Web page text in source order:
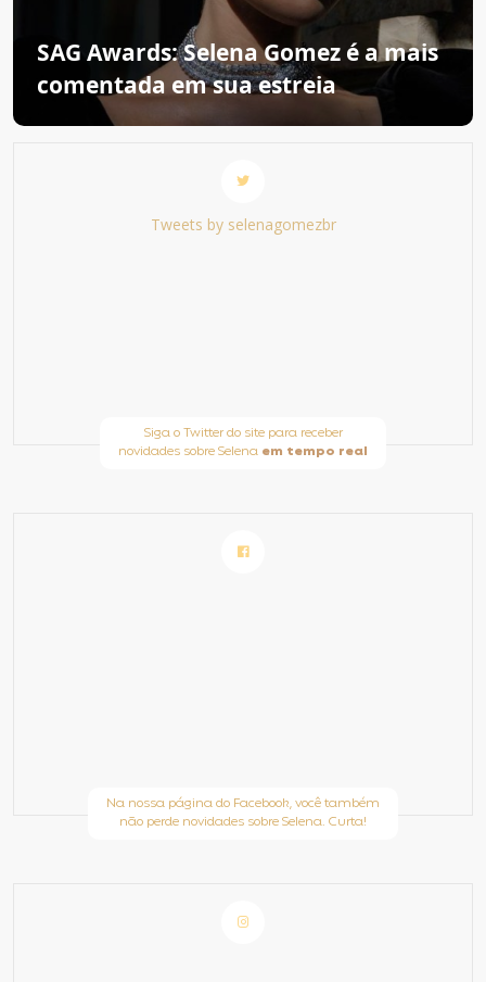
SAG Awards: Selena Gomez é a mais
comentada em sua estreia
Tweets by selenagomezbr
Siga o Twitter do site para receber
novidades sobre Selena em tempo real
Na nossa página do Facebook, você também
não perde novidades sobre Selena. Curta!